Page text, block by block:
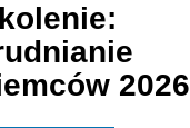
2026